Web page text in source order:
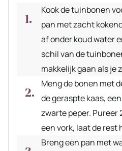
Kook de tuinbonen
pan met zacht
af onder koud water
schil van de
makkelijk gaan als je
Meng de bonen met
de geraspte kaas,
zwarte peper. Pureer
een vork, laat de rest
Breng een pan met